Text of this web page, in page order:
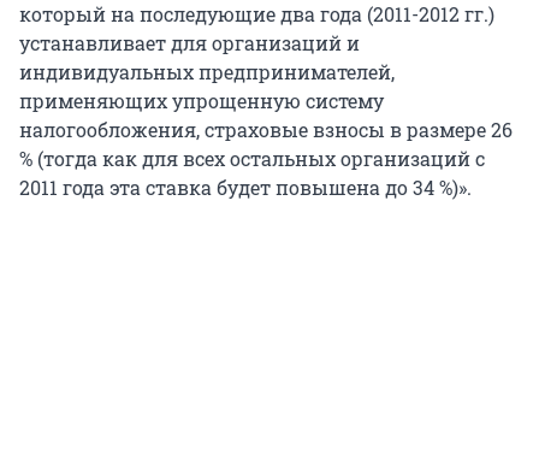
который на последующие два года (2011-2012 гг.)
устанавливает для организаций и
индивидуальных предпринимателей,
применяющих упрощенную систему
налогообложения, страховые взносы в размере 26
% (тогда как для всех остальных организаций с
2011 года эта ставка будет повышена до 34 %)».